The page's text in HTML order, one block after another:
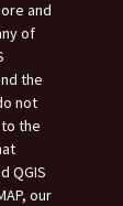
and
of
the
not
the
QGIS
our